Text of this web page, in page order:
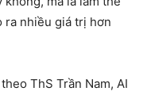
ra nhiều giá trị hơn
ThS Trần Nam, AI